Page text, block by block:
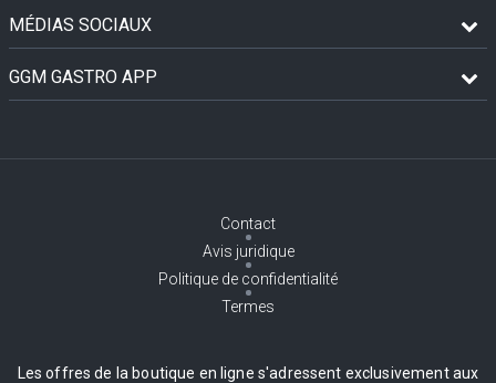
MÉDIAS SOCIAUX
GGM GASTRO APP
Contact
Avis juridique
Politique de confidentialité
Termes
Les offres de la boutique en ligne s'adressent exclusivement aux